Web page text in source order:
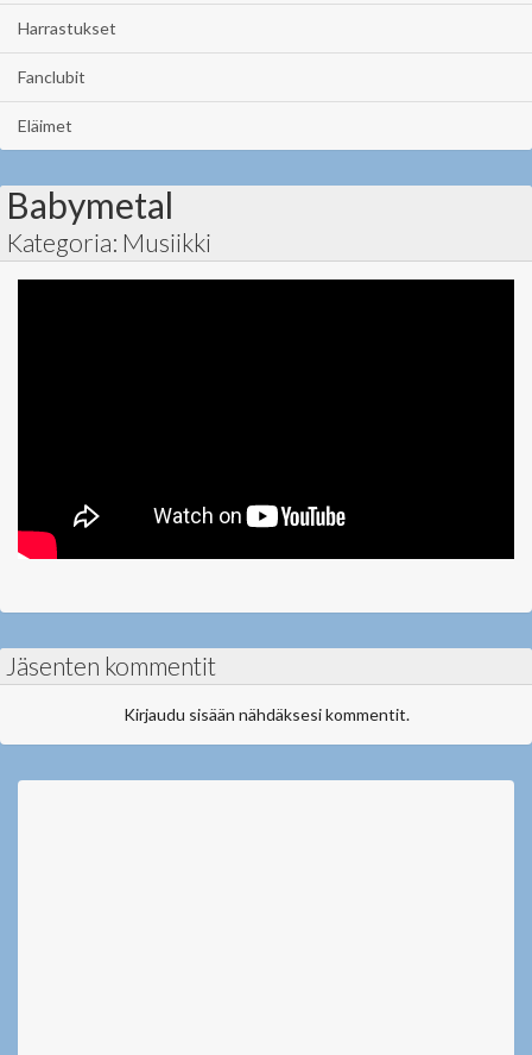
Harrastukset
Fanclubit
Eläimet
Babymetal
Kategoria: Musiikki
Jäsenten kommentit
Kirjaudu sisään nähdäksesi kommentit.